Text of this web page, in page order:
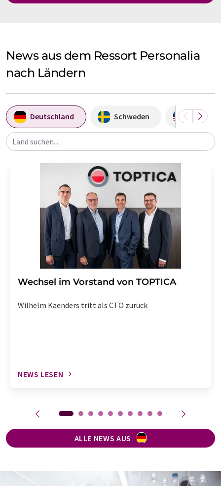
News aus dem Ressort Personalia
nach Ländern
Deutschland Schweden USA
Land suchen...
Wechsel im Vorstand von TOPTICA
Wilhelm Kaenders tritt als CTO zurück
NEWS LESEN
ALLE NEWS AUS